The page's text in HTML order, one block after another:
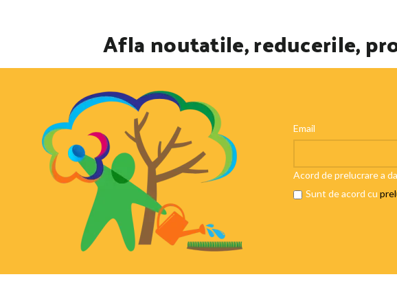
Afla noutatile, reducerile,
Email
Acord de prelucrare a
Sunt de acord cu